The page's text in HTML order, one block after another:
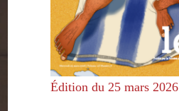
Édition du 25 mars 2026